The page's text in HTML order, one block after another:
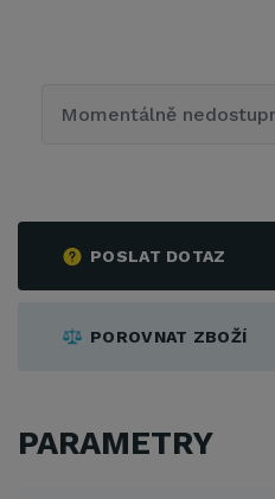
POSLAT DOTAZ
POROVNAT ZBOŽÍ
Momentálně
PARAMETRY